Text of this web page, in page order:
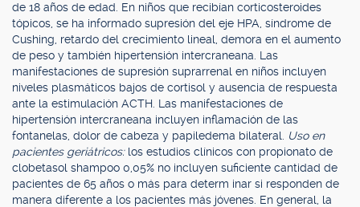
de 18 años de edad. En niños que recibían corticosteroides
tópicos, se ha informado supresión del eje HPA, síndrome de
Cushing, retardo del crecimiento lineal, demora en el aumento
de peso y también hipertensión intercraneana. Las
manifestaciones de supresión suprarrenal en niños incluyen
niveles plasmáticos bajos de cortisol y ausencia de respuesta
ante la estimulación ACTH. Las manifestaciones de
hipertensión intercraneana incluyen inflamación de las
fontanelas, dolor de cabeza y papiledema bilateral.
Uso en
pacientes geriátricos: los estudios clínicos con propionato de
clobetasol shampoo 0,05% no incluyen suficiente cantidad de
pacientes de 65 años o más para determ inar si responden de
manera diferente a los pacientes más jóvenes. En general, la